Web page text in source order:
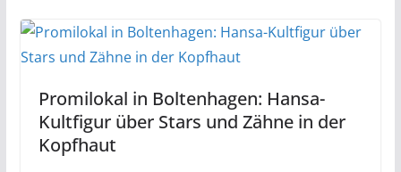
Promilokal in Boltenhagen: Hansa-
Kultfigur über Stars und Zähne in der
Kopfhaut